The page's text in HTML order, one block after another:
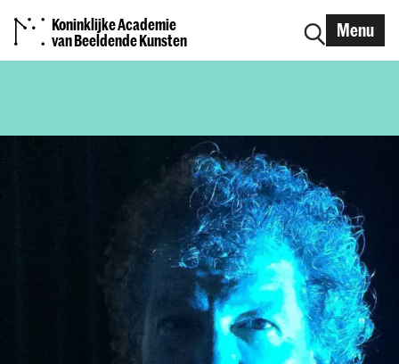
Koninklijke Academie
van Beeldende Kunsten
Menu